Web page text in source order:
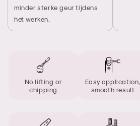
minder sterke geur tijdens
het werken.
No lifting or
chipping
Easy application,
smooth result